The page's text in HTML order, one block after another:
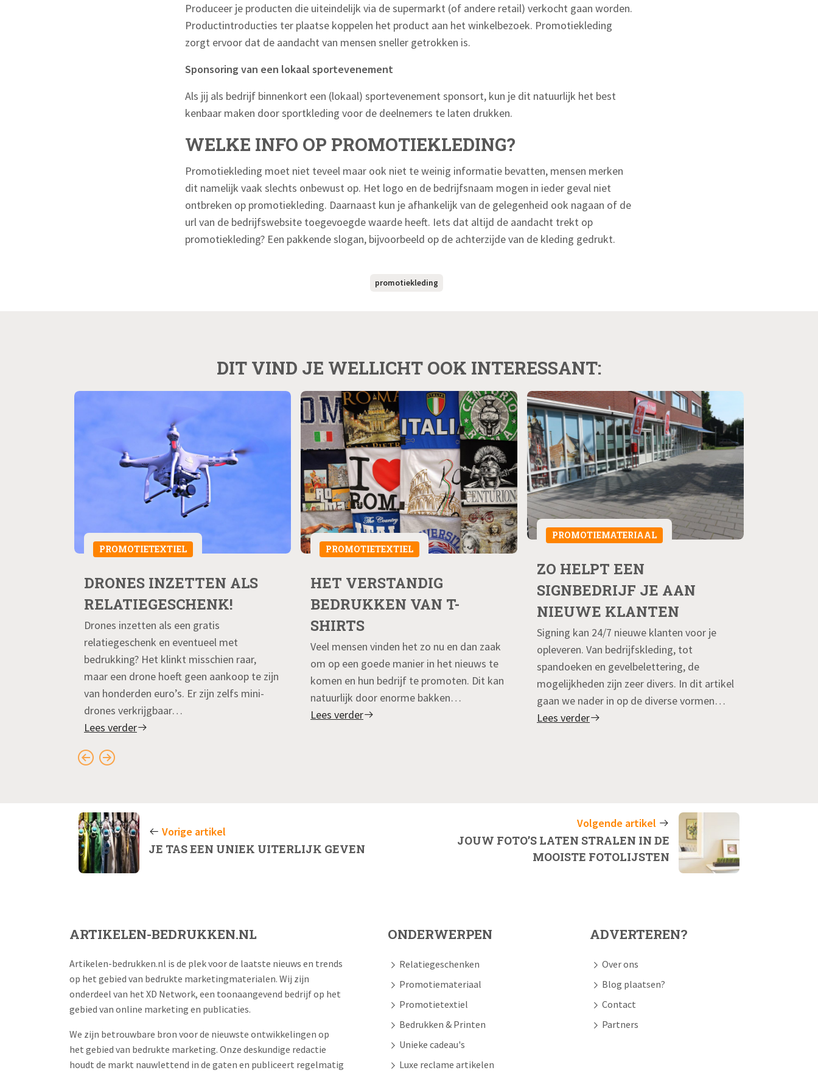
Produceer je producten die uiteindelijk via de supermarkt (of andere retail) verkocht gaan worden.
Productintroducties ter plaatse koppelen het product aan het winkelbezoek. Promotiekleding
zorgt ervoor dat de aandacht van mensen sneller getrokken is.
Sponsoring van een lokaal sportevenement
Als jij als bedrijf binnenkort een (lokaal) sportevenement sponsort, kun je dit natuurlijk het best
kenbaar maken door sportkleding voor de deelnemers te laten drukken.
WELKE INFO OP PROMOTIEKLEDING?
Promotiekleding moet niet teveel maar ook niet te weinig informatie bevatten, mensen merken
dit namelijk vaak slechts onbewust op. Het logo en de bedrijfsnaam mogen in ieder geval niet
ontbreken op promotiekleding. Daarnaast kun je afhankelijk van de gelegenheid ook nagaan of de
url van de bedrijfswebsite toegevoegde waarde heeft. Iets dat altijd de aandacht trekt op
promotiekleding? Een pakkende slogan, bijvoorbeeld op de achterzijde van de kleding gedrukt.
promotiekleding
DIT VIND JE WELLICHT OOK INTERESSANT:
PROMOTIETEXTIEL
DRONES INZETTEN ALS
RELATIEGESCHENK!
Drones inzetten als een gratis
relatiegeschenk en eventueel met
bedrukking? Het klinkt misschien raar,
maar een drone hoeft geen aankoop te zijn
van honderden euro’s. Er zijn zelfs mini-
drones verkrijgbaar…
Lees verder
PROMOTIETEXTIEL
HET VERSTANDIG
BEDRUKKEN VAN T-
SHIRTS
Veel mensen vinden het zo nu en dan zaak
om op een goede manier in het nieuws te
komen en hun bedrijf te promoten. Dit kan
natuurlijk door enorme bakken…
Lees verder
PROMOTIEMATERIAAL
ZO HELPT EEN
SIGNBEDRIJF JE AAN
NIEUWE KLANTEN
Signing kan 24/7 nieuwe klanten voor je
opleveren. Van bedrijfskleding, tot
spandoeken en gevelbelettering, de
mogelijkheden zijn zeer divers. In dit artikel
gaan we nader in op de diverse vormen…
Lees verder
Vorige artikel
JE TAS EEN UNIEK UITERLIJK GEVEN
Volgende artikel
JOUW FOTO’S LATEN STRALEN IN DE
MOOISTE FOTOLIJSTEN
ARTIKELEN-BEDRUKKEN.NL
Artikelen-bedrukken.nl is de plek voor de laatste nieuws en trends
op het gebied van bedrukte marketingmaterialen. Wij zijn
onderdeel van het XD Network, een toonaangevend bedrijf op het
gebied van online marketing en publicaties.
We zijn betrouwbare bron voor de nieuwste ontwikkelingen op
het gebied van bedrukte marketing. Onze deskundige redactie
houdt de markt nauwlettend in de gaten en publiceert regelmatig
ONDERWERPEN
Relatiegeschenken
Promotiemateriaal
Promotietextiel
Bedrukken & Printen
Unieke cadeau's
Luxe reclame artikelen
ADVERTEREN?
Over ons
Blog plaatsen?
Contact
Partners